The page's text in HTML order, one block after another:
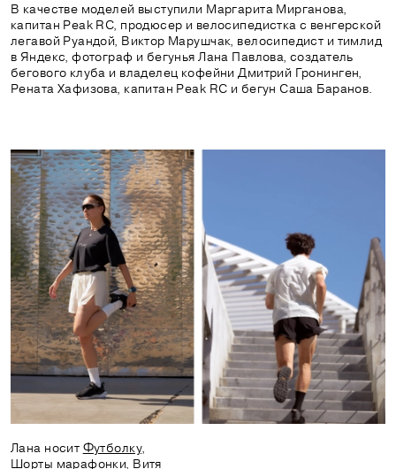
В качестве моделей выступили Маргарита Мирганова,
капитан Peak RC, продюсер и велосипедистка с венгерской
легавой Руандой, Виктор Марушчак, велосипедист и тимлид
в Яндекс, фотограф и бегунья Лана Павлова, создатель
бегового клуба и владелец кофейни Дмитрий Гронинген,
Рената Хафизова, капитан Peak RС и бегун Саша Баранов.
Лана носит Футболку,
Шорты марафонки, Витя